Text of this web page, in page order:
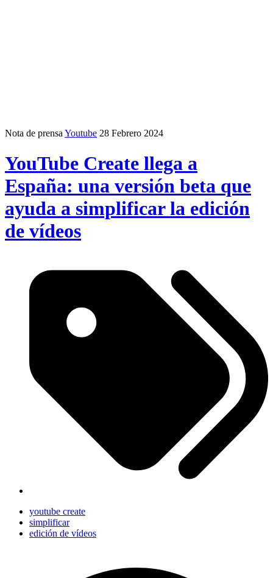
Nota de prensa Youtube 28 Febrero 2024
YouTube Create llega a
España: una versión beta que
ayuda a simplificar la edición
de vídeos
youtube create
simplificar
edición de vídeos